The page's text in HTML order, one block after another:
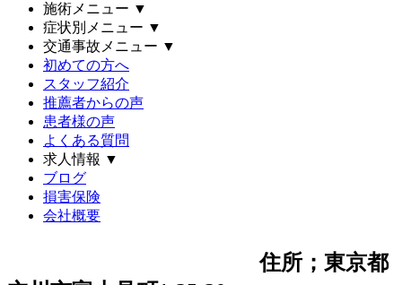
施術メニュー ▼
症状別メニュー ▼
交通事故メニュー ▼
初めての方へ
スタッフ紹介
推薦者からの声
患者様の声
よくある質問
求人情報 ▼
ブログ
損害保険
会社概要
住所；東京都